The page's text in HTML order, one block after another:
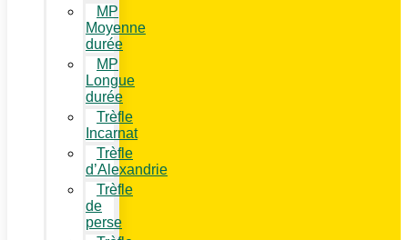
MP
Moyenne
durée
MP
Longue
durée
Trèfle
Incarnat
Trèfle
d’Alexandrie
Trèfle
de
perse